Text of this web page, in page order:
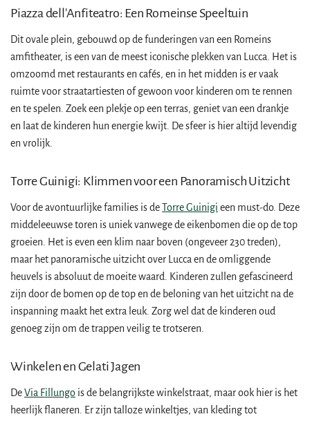
Piazza dell'Anfiteatro: Een Romeinse Speeltuin
Dit ovale plein, gebouwd op de funderingen van een Romeins
amfitheater, is een van de meest iconische plekken van Lucca. Het is
omzoomd met restaurants en cafés, en in het midden is er vaak
ruimte voor straatartiesten of gewoon voor kinderen om te rennen
en te spelen. Zoek een plekje op een terras, geniet van een drankje
en laat de kinderen hun energie kwijt. De sfeer is hier altijd levendig
en vrolijk.
Torre Guinigi: Klimmen voor een Panoramisch Uitzicht
Voor de avontuurlijke families is deTorre Guinigi een must-do. Deze
middeleeuwse toren is uniek vanwege de eikenbomen die op de top
groeien. Het is even een klim naar boven (ongeveer 230 treden),
maar het panoramische uitzicht over Lucca en de omliggende
heuvels is absoluut de moeite waard. Kinderen zullen gefascineerd
zijn door de bomen op de top en de beloning van het uitzicht na de
inspanning maakt het extra leuk. Zorg wel dat de kinderen oud
genoeg zijn om de trappen veilig te trotseren.
Winkelen en Gelati Jagen
DeVia Fillungo is de belangrijkste winkelstraat, maar ook hier is het
heerlijk flaneren. Er zijn talloze winkeltjes, van kleding tot